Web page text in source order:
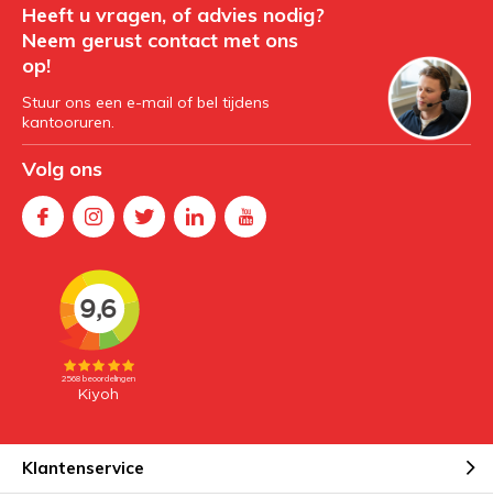
Heeft u vragen, of advies nodig?
Neem gerust contact met ons
op!
Stuur ons een e-mail of bel tijdens
kantooruren.
Volg ons
Klantenservice